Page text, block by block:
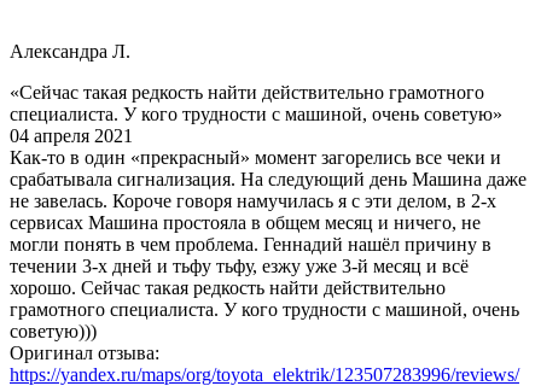
Александра Л.
«Сейчас такая редкость найти действительно грамотного
специалиста. У кого трудности с машиной, очень советую»
04 апреля 2021
Как-то в один «прекрасный» момент загорелись все чеки и
срабатывала сигнализация. На следующий день Машина даже
не завелась. Короче говоря намучилась я с эти делом, в 2-х
сервисах Машина простояла в общем месяц и ничего, не
могли понять в чем проблема. Геннадий нашёл причину в
течении 3-х дней и тьфу тьфу, езжу уже 3-й месяц и всё
хорошо. Сейчас такая редкость найти действительно
грамотного специалиста. У кого трудности с машиной, очень
советую)))
Оригинал отзыва:
https://yandex.ru/maps/org/toyota_elektrik/123507283996/reviews/